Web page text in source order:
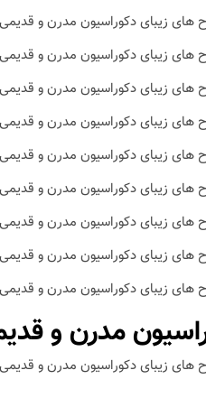
مدرن و
جدید از خانه های
خاص و متفاوت